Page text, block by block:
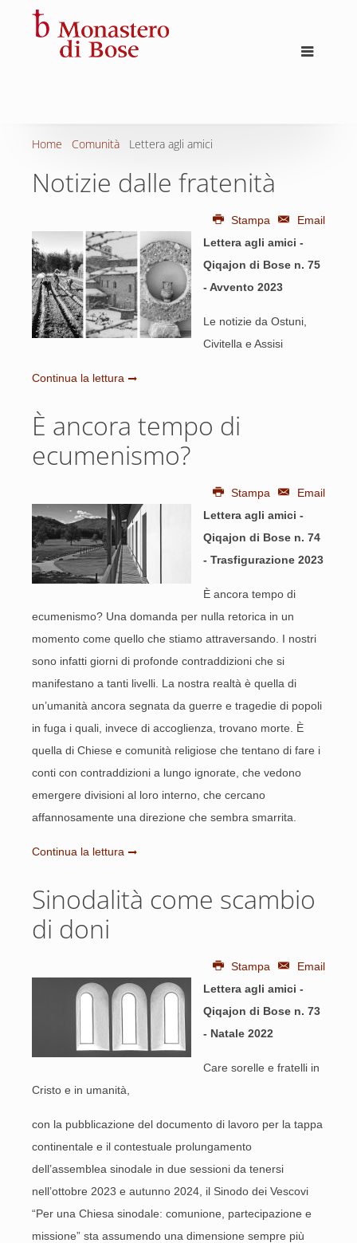
Home Comunità Lettera agli amici
Notizie dalle fratenità
Stampa
Email
Lettera agli amici -
Qiqajon di Bose n. 75
- Avvento 2023
Le notizie da Ostuni,
Civitella e Assisi
Continua la lettura
È ancora tempo di
ecumenismo?
Stampa
Email
Lettera agli amici -
Qiqajon di Bose n. 74
- Trasfigurazione 2023
È ancora tempo di
ecumenismo? Una domanda per nulla retorica in un
momento come quello che stiamo attraversando. I nostri
sono infatti giorni di profonde contraddizioni che si
manifestano a tanti livelli. La nostra realtà è quella di
un’umanità ancora segnata da guerre e tragedie di popoli
in fuga i quali, invece di accoglienza, trovano morte. È
quella di Chiese e comunità religiose che tentano di fare i
conti con contraddizioni a lungo ignorate, che vedono
emergere divisioni al loro interno, che cercano
affannosamente una direzione che sembra smarrita.
Continua la lettura
Sinodalità come scambio
di doni
Stampa
Email
Lettera agli amici -
Qiqajon di Bose n. 73
- Natale 2022
Care sorelle e fratelli in
Cristo e in umanità,
con la pubblicazione del documento di lavoro per la tappa
continentale e il contestuale prolungamento
dell’assemblea sinodale in due sessioni da tenersi
nell’ottobre 2023 e autunno 2024, il Sinodo dei Vescovi
“Per una Chiesa sinodale: comunione, partecipazione e
missione” sta assumendo una dimensione sempre più